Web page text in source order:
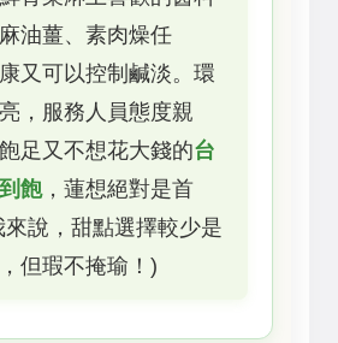
麻油薑、素肉燥任
又可以控制鹹淡。環
，服務人員態度親
足又不想花大錢的台
飽，蓮想絕對是首
說，甜點選擇較少是
但瑕不掩瑜！)